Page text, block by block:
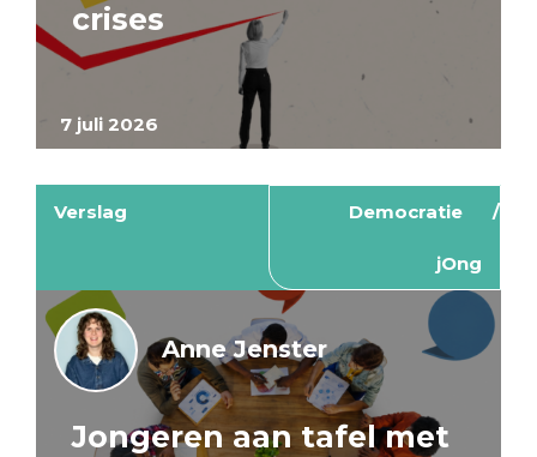
7 juli 2026
crises
Verslag Democratie
jOng
Anne Jenster
Jongeren aan tafel met